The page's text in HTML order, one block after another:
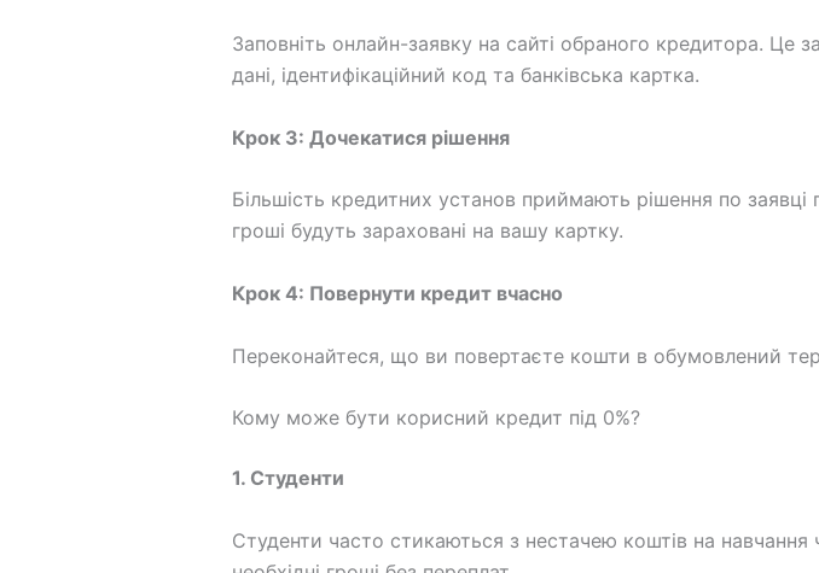
Заповніть онлайн-заявку на сайті обраного кредитора. Це
дані, ідентифікаційний код та банківська картка.
Крок 3: Дочекатися рішення
Більшість кредитних установ приймають рішення по заявці
гроші будуть зараховані на вашу картку.
Крок 4: Повернути кредит вчасно
Переконайтеся, що ви повертаєте кошти в обумовлений
Кому може бути корисний кредит під 0%?
1. Студенти
Студенти часто стикаються з нестачею коштів на